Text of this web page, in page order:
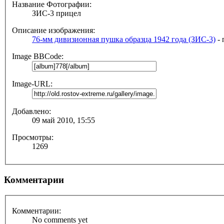
Название Фотографии:
ЗИС-3 прицел
Описание изображения:
76-мм дивизионная пушка образца 1942 года (ЗИС-3) -
Image BBCode:
Image-URL:
Добавлено:
09 май 2010, 15:55
Просмотры:
1269
Комментарии
Комментарии:
No comments yet